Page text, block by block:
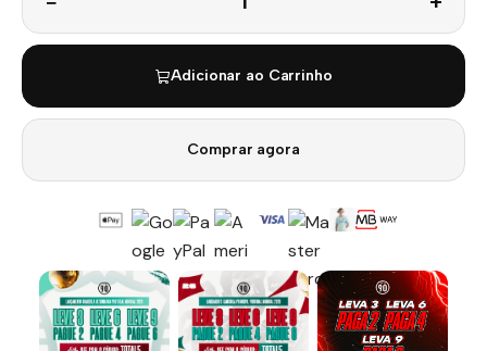
Adicionar ao Carrinho
Comprar agora